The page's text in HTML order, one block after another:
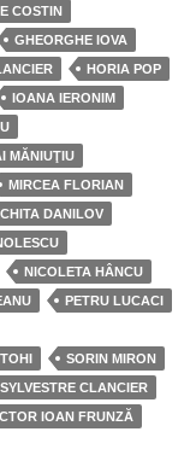
COSTIN
GHEORGHE IOVA
HORIA POP
IOANA IERONIM
MĂNIUŢIU
MIRCEA FLORIAN
DANILOV
NICOLETA HÂNCU
PETRU LUCACI
SORIN MIRON
SYLVESTRE CLANCIER
IOAN FRUNZĂ